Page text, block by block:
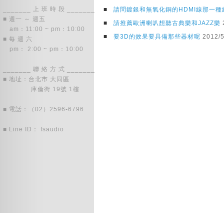
_______ 上 班 時 段 _______
■ 週一 ～ 週五
am：11:00 ~ pm：10:00
■ 每 週 六
pm： 2:00 ~ pm：10:00
_______ 聯 絡 方 式 _______
■ 地址：台北市 大同區
庫倫街 19號 1樓
■ 電話：（02）2596-6796
■ Line ID： fsaudio
■
請問鍍銀和無氧化銅的HDMI線那一種
■
請推薦歐洲喇叭想聽古典樂和JAZZ樂
■
要3D的效果要具備那些器材呢 2012/